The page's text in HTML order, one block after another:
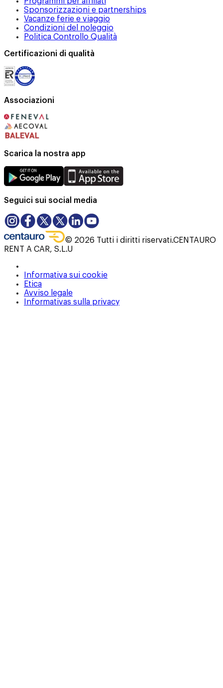
Sponsorizzazioni e partnerships
Vacanze ferie e viaggio
Condizioni del noleggio
Politica Controllo Qualità
Certificazioni di qualità
Associazioni
Scarica la nostra app
Seguici sui social media
© 2026 Tutti i diritti riservati.CENTAURO
RENT A CAR, S.L.U
Informativa sui cookie
Etica
Avviso legale
Informativas sulla privacy